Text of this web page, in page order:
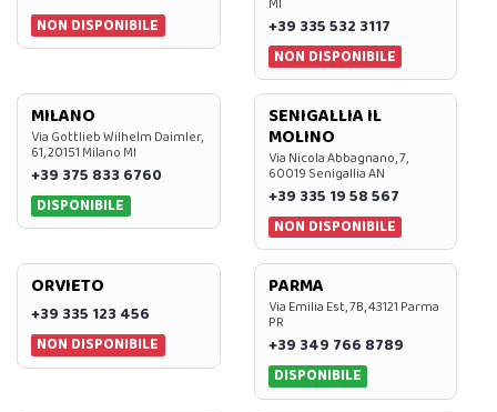
NON DISPONIBILE
+39 335 532 3117
NON DISPONIBILE
MILANO
Via Gottlieb Wilhelm Daimler,
61, 20151 Milano MI
+39 375 833 6760
DISPONIBILE
SENIGALLIA IL
MOLINO
Via Nicola Abbagnano, 7,
60019 Senigallia AN
+39 335 19 58 567
NON DISPONIBILE
ORVIETO
+39 335 123 456
NON DISPONIBILE
PARMA
Via Emilia Est, 7B, 43121 Parma
PR
+39 349 766 8789
DISPONIBILE